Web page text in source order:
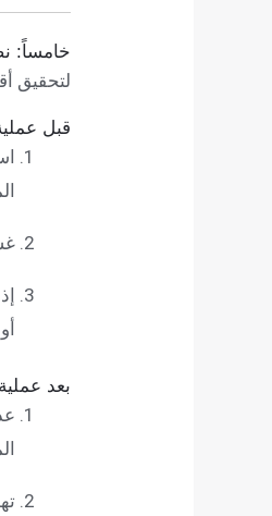
خامساً:
لتحقيق
قبل
بعد